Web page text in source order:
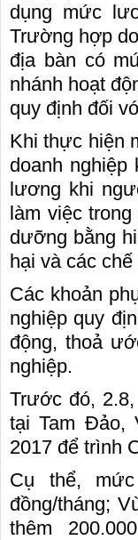
dụng mức
Trường hợp
địa bàn có
nhánh hoạt
quy định đối
Khi thực hiện
doanh
lương khi
làm việc
dưỡng bằng
hại và các
Các khoản
nghiệp quy
động, thoả
nghiệp.
Trước đó,
tại Tam Đảo,
2017 để trình
Cụ thể,
đồng/tháng;
thêm